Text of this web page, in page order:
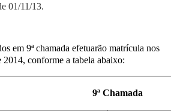
01/11/13.
em 9ª chamada efetuarão matrícula nos
2014, conforme a tabela abaixo:
9ª Chamada